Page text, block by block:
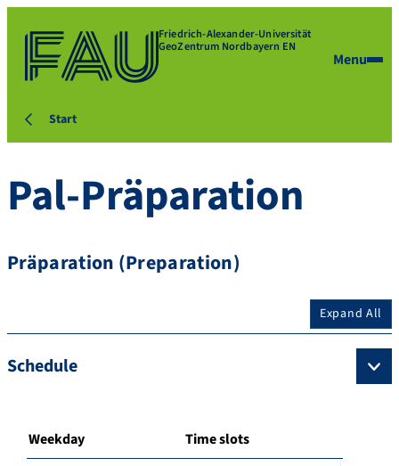
Friedrich-Alexander-Universität
GeoZentrum Nordbayern EN
Menu
Start
Pal-Präparation
Präparation (Preparation)
Expand All
Schedule
Weekday Time slots